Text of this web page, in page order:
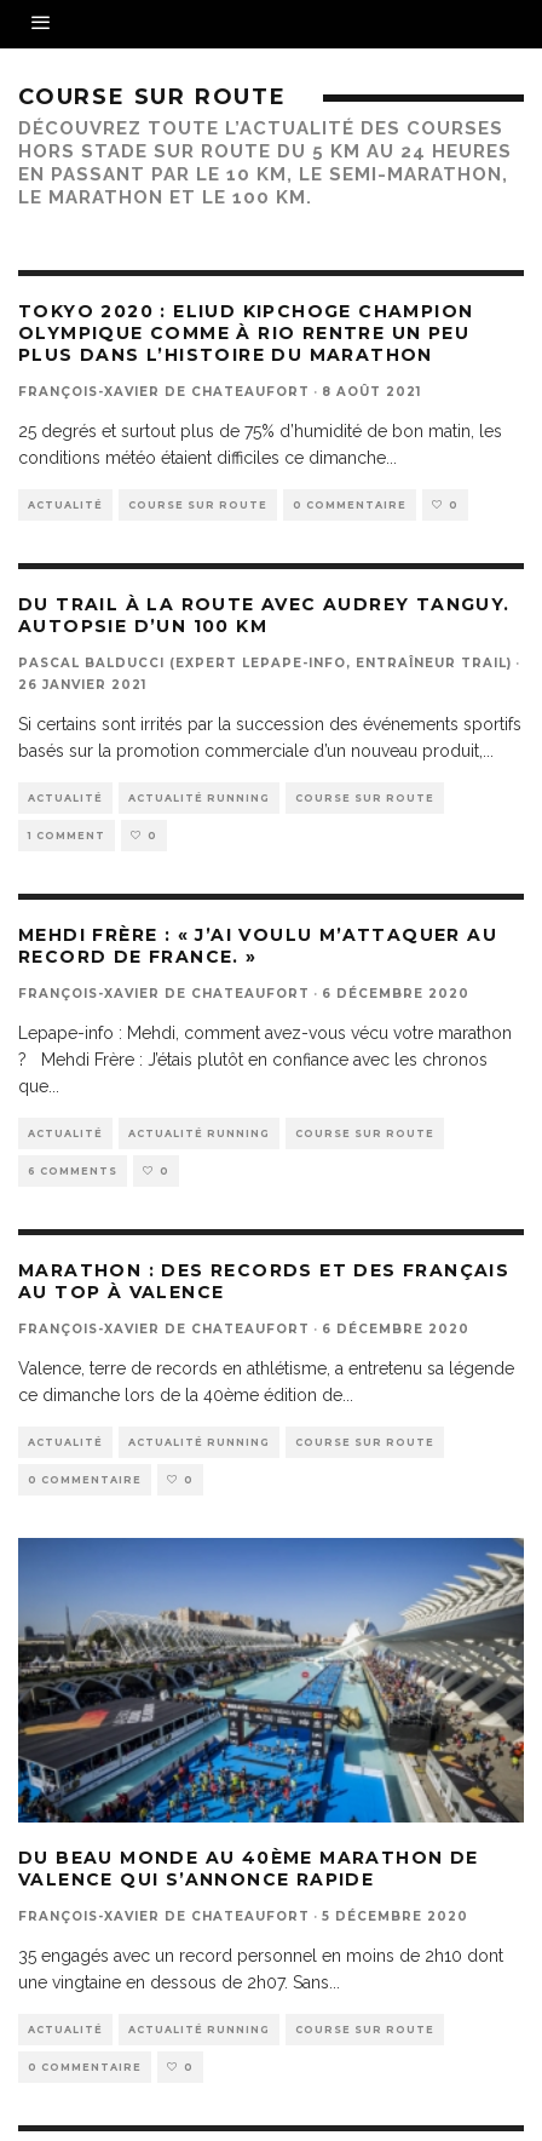
COURSE SUR ROUTE
DÉCOUVREZ TOUTE L’ACTUALITÉ DES COURSES
HORS STADE SUR ROUTE DU 5 KM AU 24 HEURES
EN PASSANT PAR LE 10 KM, LE SEMI-MARATHON,
LE MARATHON ET LE 100 KM.
TOKYO 2020 : ELIUD KIPCHOGE CHAMPION
OLYMPIQUE COMME À RIO RENTRE UN PEU
PLUS DANS L’HISTOIRE DU MARATHON
FRANÇOIS-XAVIER DE CHATEAUFORT · 8 AOÛT 2021
25 degrés et surtout plus de 75% d’humidité de bon matin, les
conditions météo étaient difficiles ce dimanche
ACTUALITÉ COURSE SUR ROUTE 0 COMMENTAIRE 0
DU TRAIL À LA ROUTE AVEC AUDREY TANGUY.
AUTOPSIE D’UN 100 KM
PASCAL BALDUCCI (EXPERT LEPAPE-INFO, ENTRAÎNEUR TRAIL) ·
26 JANVIER 2021
Si certains sont irrités par la succession des événements sportifs
basés sur la promotion commerciale d’un nouveau produit,
ACTUALITÉ ACTUALITÉ RUNNING COURSE SUR ROUTE
1 COMMENT 0
MEHDI FRÈRE : « J’AI VOULU M’ATTAQUER AU
RECORD DE FRANCE. »
FRANÇOIS-XAVIER DE CHATEAUFORT · 6 DÉCEMBRE 2020
Lepape-info : Mehdi, comment avez-vous vécu votre marathon
? Mehdi Frère : J’étais plutôt en confiance avec les chronos
que
ACTUALITÉ ACTUALITÉ RUNNING COURSE SUR ROUTE
6 COMMENTS 0
MARATHON : DES RECORDS ET DES FRANÇAIS
AU TOP À VALENCE
FRANÇOIS-XAVIER DE CHATEAUFORT · 6 DÉCEMBRE 2020
Valence, terre de records en athlétisme, a entretenu sa légende
ce dimanche lors de la 40ème édition de
ACTUALITÉ ACTUALITÉ RUNNING COURSE SUR ROUTE
0 COMMENTAIRE 0
DU BEAU MONDE AU 40ÈME MARATHON DE
VALENCE QUI S’ANNONCE RAPIDE
FRANÇOIS-XAVIER DE CHATEAUFORT · 5 DÉCEMBRE 2020
35 engagés avec un record personnel en moins de 2h10 dont
une vingtaine en dessous de 2h07. Sans
ACTUALITÉ ACTUALITÉ RUNNING COURSE SUR ROUTE
0 COMMENTAIRE 0